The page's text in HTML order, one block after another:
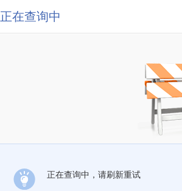
正在查询中
正在查询中，请刷新重试